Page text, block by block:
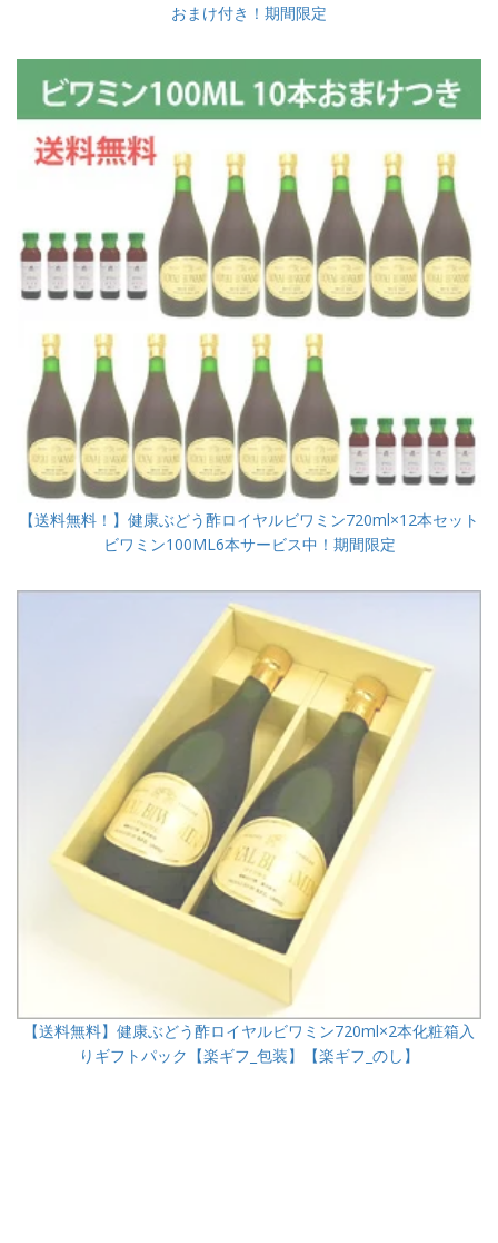
おまけ付き！期間限定
【送料無料！】健康ぶどう酢ロイヤルビワミン720ml×12本セット
ビワミン100ML6本サービス中！期間限定
【送料無料】健康ぶどう酢ロイヤルビワミン720ml×2本化粧箱入
りギフトパック【楽ギフ_包装】【楽ギフ_のし】